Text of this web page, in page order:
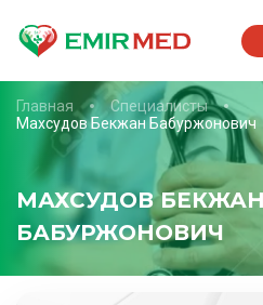
Главная
Специалисты
Махсудов Бекжан Бабуржонович
МАХСУДОВ БЕКЖАН
БАБУРЖОНОВИЧ